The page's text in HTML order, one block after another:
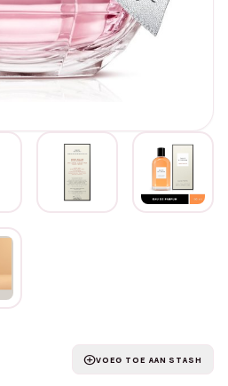
add_circleVOEG TOE AAN STASH